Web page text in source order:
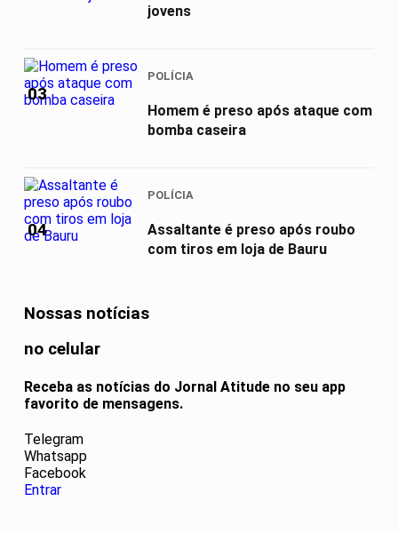
jovens
03
POLÍCIA
Homem é preso após ataque com
bomba caseira
04
POLÍCIA
Assaltante é preso após roubo
com tiros em loja de Bauru
Nossas notícias
no celular
Receba as notícias do Jornal Atitude no seu app
favorito de mensagens.
Telegram
Whatsapp
Facebook
Entrar